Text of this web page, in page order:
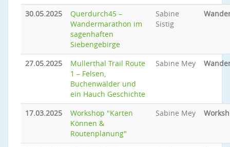
30.05.2025
Querdurch45 –
Wandermarathon im
sagenhaften
Siebengebirge
Sabine
Sistig
27.05.2025
Mullerthal Trail Route
1 – Felsen,
Buchenwälder und
ein Hauch Geschichte
Sabine Mey
17.03.2025
Workshop "Karten
Können &
Routenplanung"
Sabine Mey